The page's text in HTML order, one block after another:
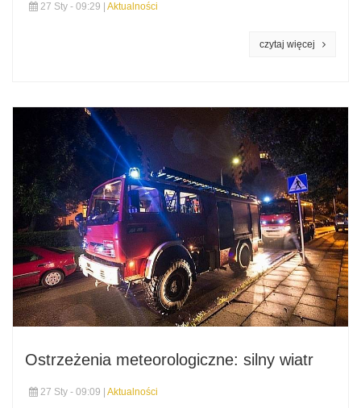
27 Sty - 09:29 | Aktualności
Ostrzeżenia meteorologiczne: silny wiatr
27 Sty - 09:09 | Aktualności